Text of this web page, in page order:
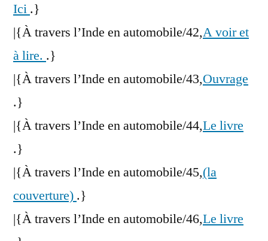
Ici .}
|{À travers l’Inde en automobile/42,A voir et
à lire. .}
|{À travers l’Inde en automobile/43,Ouvrage
.}
|{À travers l’Inde en automobile/44,Le livre
.}
|{À travers l’Inde en automobile/45,(la
couverture) .}
|{À travers l’Inde en automobile/46,Le livre